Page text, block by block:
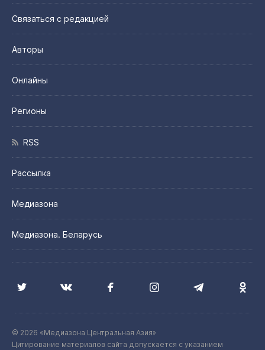
Связаться с редакцией
Авторы
Онлайны
Регионы
RSS
Рассылка
Медиазона
Медиазона. Беларусь
© 2026 «Медиазона Центральная Азия»
Цитирование материалов сайта допускается с указанием